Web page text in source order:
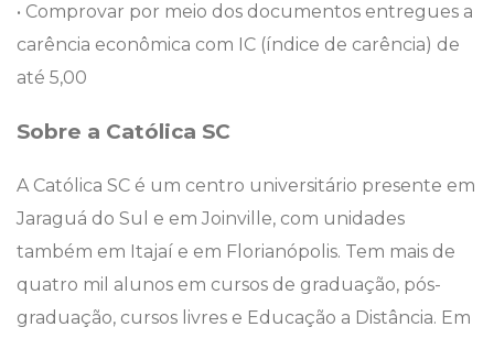
• Comprovar por meio dos documentos entregues a
carência econômica com IC (índice de carência) de
até 5,00
Sobre a Católica SC
A Católica SC é um centro universitário presente em
Jaraguá do Sul e em Joinville, com unidades
também em Itajaí e em Florianópolis. Tem mais de
quatro mil alunos em cursos de graduação, pós-
graduação, cursos livres e Educação a Distância. Em